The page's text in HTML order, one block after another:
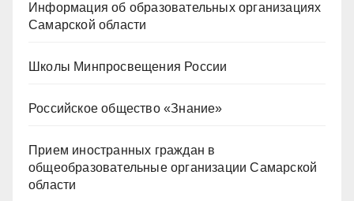
Информация об образовательных организациях
Самарской области
Школы Минпросвещения России
Российское общество «Знание»
Прием иностранных граждан в
общеобразовательные организации Самарской
области